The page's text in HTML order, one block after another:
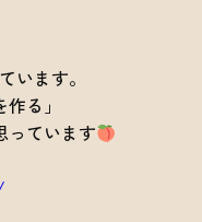
います。
る」
っています